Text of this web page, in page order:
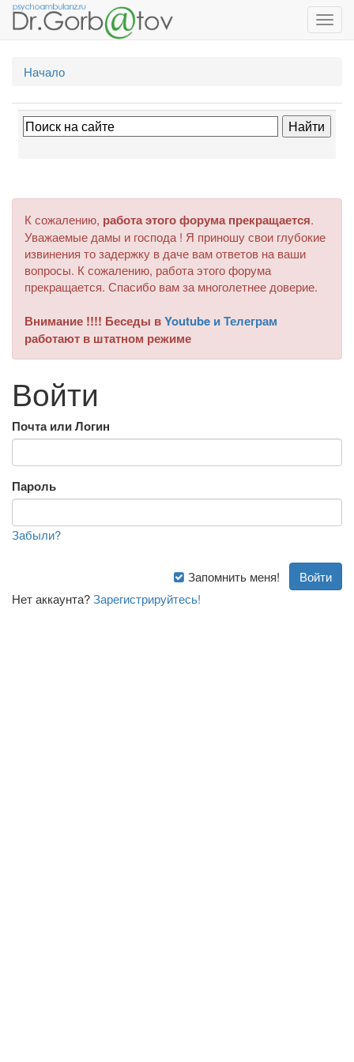
Начало
К сожалению, работа этого форума прекращается.
Уважаемые дамы и господа ! Я приношу свои глубокие
извинения то задержку в даче вам ответов на ваши
вопросы. К сожалению, работа этого форума
прекращается. Спасибо вам за многолетнее доверие.
Внимание !!!! Беседы вYoutube и Телеграм
работают в штатном режиме
Войти
Почта или Логин
Пароль
Забыли?
Запомнить меня!
Нет аккаунта?Зарегистрируйтесь!